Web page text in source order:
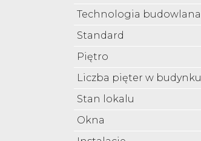
Technologia budowlana
Standard
Piętro
Liczba pięter w budynku
Stan lokalu
Okna